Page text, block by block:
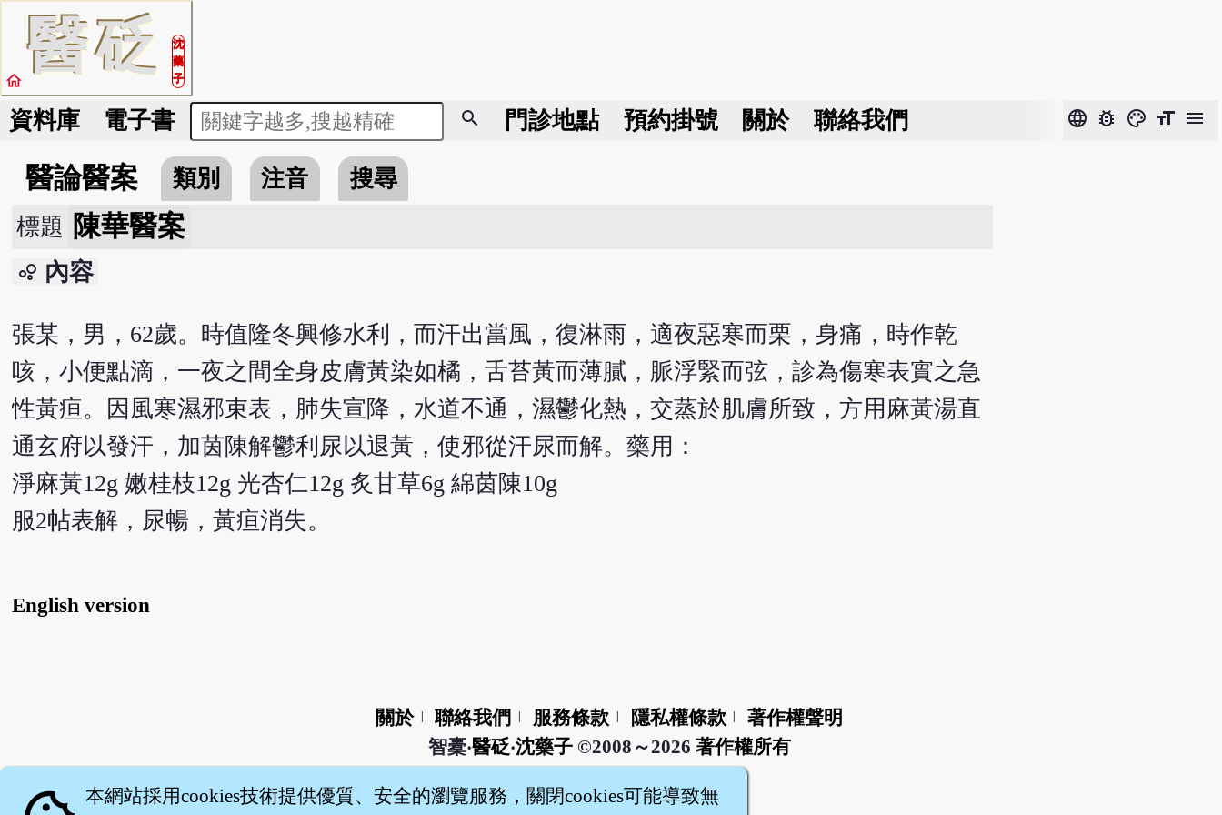
醫砭
沈
藥
子
home
資料庫 電子書 search 門診地點 預約掛號 關於 聯絡我們 language bug_report color_lens format_size menu
醫論醫案 類別 注音
搜尋
標題 陳華醫案
bubble_chart 內容
張某，男，62歲。時值隆冬興修水利，而汗出當風，復淋雨，適夜惡寒而栗，身痛，時作乾
咳，小便點滴，一夜之間全身皮膚黃染如橘，舌苔黃而薄膩，脈浮緊而弦，診為傷寒表實之急
性黃疸。因風寒濕邪束表，肺失宣降，水道不通，濕鬱化熱，交蒸於肌膚所致，方用麻黃湯直
通玄府以發汗，加茵陳解鬱利尿以退黃，使邪從汗尿而解。藥用：
淨麻黃12g 嫩桂枝12g 光杏仁12g 炙甘草6g 綿茵陳10g
服2帖表解，尿暢，黃疸消失。
English version
關於 聯絡我們 服務條款 隱私權條款
著作權聲明
智橐‧醫砭‧沈藥子©2008～2026 著作權所有
本網站採用cookies技術提供優質、安全的瀏覽服務，關閉cookies可能導致無